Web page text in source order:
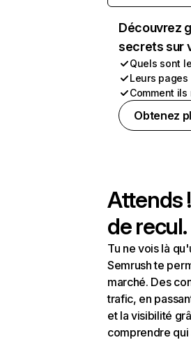
Découvrez
secrets sur
Quels sont
Leurs
Comment
Obtenez
Attends
de recul.
Tu ne vois là
Semrush te
marché. Des
trafic, en
et la visibilité
comprendre